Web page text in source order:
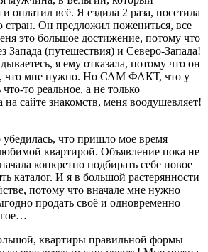
оплатил всё. Я ездила 2 раза, посетила
стран. Он предложил пожениться, все
это большое достижение, потому что
Запада (путешествия) и Северо-Запада!
я ему отказала, потому что он
что мне нужно. Но САМ ФАКТ, что у
то реальное, а не только
на сайте знакомств, меня воодушевляет!
убедилась, что пришло мое время
квартирой. Объявление пока не
конкретно подбирать себе новое
каталог. И я в большой растерянности
потому что вначале мне нужно
продать своё и одновременно
квартиры правильной формы —